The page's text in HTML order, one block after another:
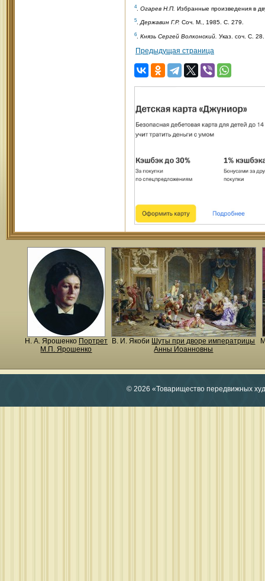
4. Огарев Н.П. Избранные произведения в
5.Державин Г.Р. Соч. М., 1985. С. 279.
6. Князь Сергей Волконский. Указ. соч. С. 28.
Предыдущая страница
Н. A. Ярошенко Портрет
М.П. Ярошенко
В. И. Якоби Шуты при дворе императрицы
Анны Иоанновны
© 2026 «Товарищество передвижных